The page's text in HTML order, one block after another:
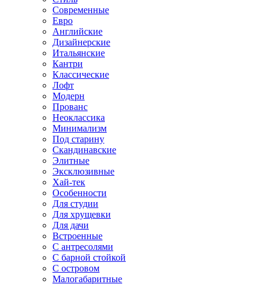
Современные
Евро
Английские
Дизайнерские
Итальянские
Кантри
Классические
Лофт
Модерн
Прованс
Неоклассика
Минимализм
Под старину
Скандинавские
Элитные
Эксклюзивные
Хай-тек
Особенности
Для студии
Для хрущевки
Для дачи
Встроенные
С антресолями
С барной стойкой
С островом
Малогабаритные